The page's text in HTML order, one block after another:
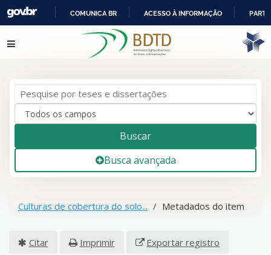
IR
PARA
COMUNICA BR ACESSO À INFORMAÇÃO
Pular para o conteúdo
Buscar
Busca avançada
Culturas de cobertura do solo... Metadados do item
Citar Imprimir Exportar registro